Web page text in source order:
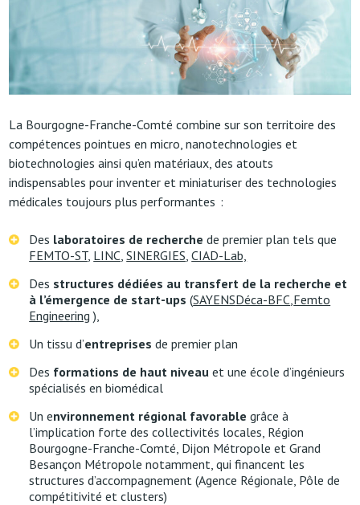
La Bourgogne-Franche-Comté combine sur son territoire des
compétences pointues en micro, nanotechnologies et
biotechnologies ainsi qu’en matériaux, des atouts
indispensables pour inventer et miniaturiser des technologies
médicales toujours plus performantes :
Des laboratoires de recherche de premier plan tels que
FEMTO-ST, LINC,SINERGIES,CIAD-Lab,
Des structures dédiées au transfert de la recherche et
à l’émergence de start-ups (SAYENSDéca-BFC,Femto
Engineering ),
Un tissu d’entreprises de premier plan
Des formations de haut niveau et une école d’ingénieurs
spécialisés en biomédical
Un environnement régional favorable grâce à
l’implication forte des collectivités locales, Région
Bourgogne-Franche-Comté, Dijon Métropole et Grand
Besançon Métropole notamment, qui financent les
structures d’accompagnement (Agence Régionale, Pôle de
compétitivité et clusters)